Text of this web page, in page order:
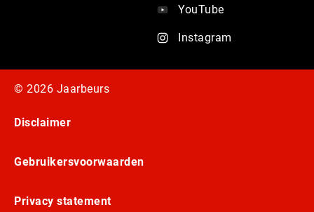
YouTube
Instagram
© 2026 Jaarbeurs
Disclaimer
Gebruikersvoorwaarden
Privacy statement